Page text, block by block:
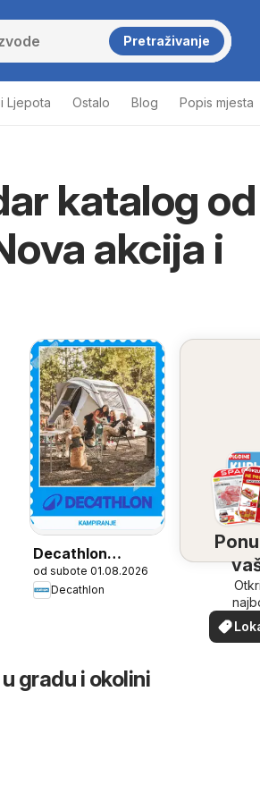
Pretraživanje
Ljepota Ostalo Blog Popis mjesta
katalog od
akcija i
Decathlon
Sezonska ponuda
od subote 01.08.2026
Decathlon
vašoj
gradu i okolini